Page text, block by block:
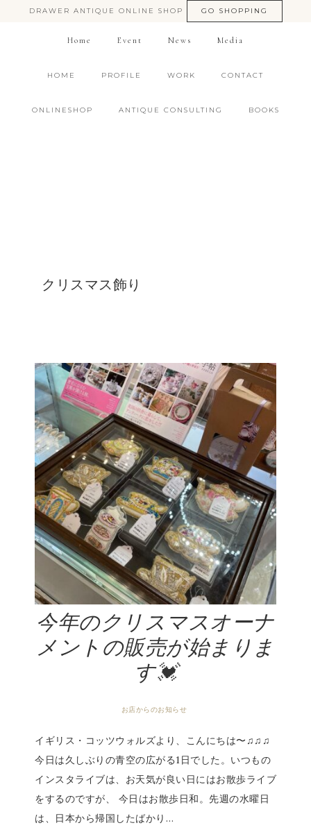
DRAWER ANTIQUE ONLINE SHOP GO SHOPPING
Home Event News Media
HOME PROFILE WORK CONTACT
ONLINESHOP ANTIQUE CONSULTING BOOKS
クリスマス飾り
今年のクリスマスオーナ
メントの販売が始まりま
す💓
お店からのお知らせ
イギリス・コッツウォルズより、こんにちは〜♫♫♫
今日は久しぶりの青空の広がる1日でした。いつもの
インスタライブは、お天気が良い日にはお散歩ライブ
をするのですが、 今日はお散歩日和。先週の水曜日
は、日本から帰国したばかり…